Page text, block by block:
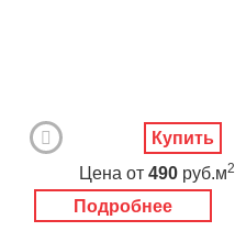
Подробнее
Цена от 490 руб.м2
Купить